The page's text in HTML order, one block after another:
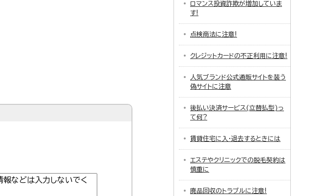
ロマンス投資詐欺が増加していま
す!
点検商法に注意!
クレジットカードの不正利用に注意!
人気ブランド公式通販サイトを装う
偽サイトに注意
後払い決済サービス(立替払型)っ
て何?
賃貸住宅に入・退去するときには
エステやクリニックでの脱毛契約は
慎重に
廃品回収のトラブルに注意!